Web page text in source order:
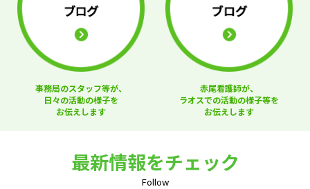
事務局のスタッフ等が、
日々の活動の様子を
お伝えします
赤尾看護師が、
ラオスでの活動の様子等を
お伝えします
最新情報をチェック
Follow